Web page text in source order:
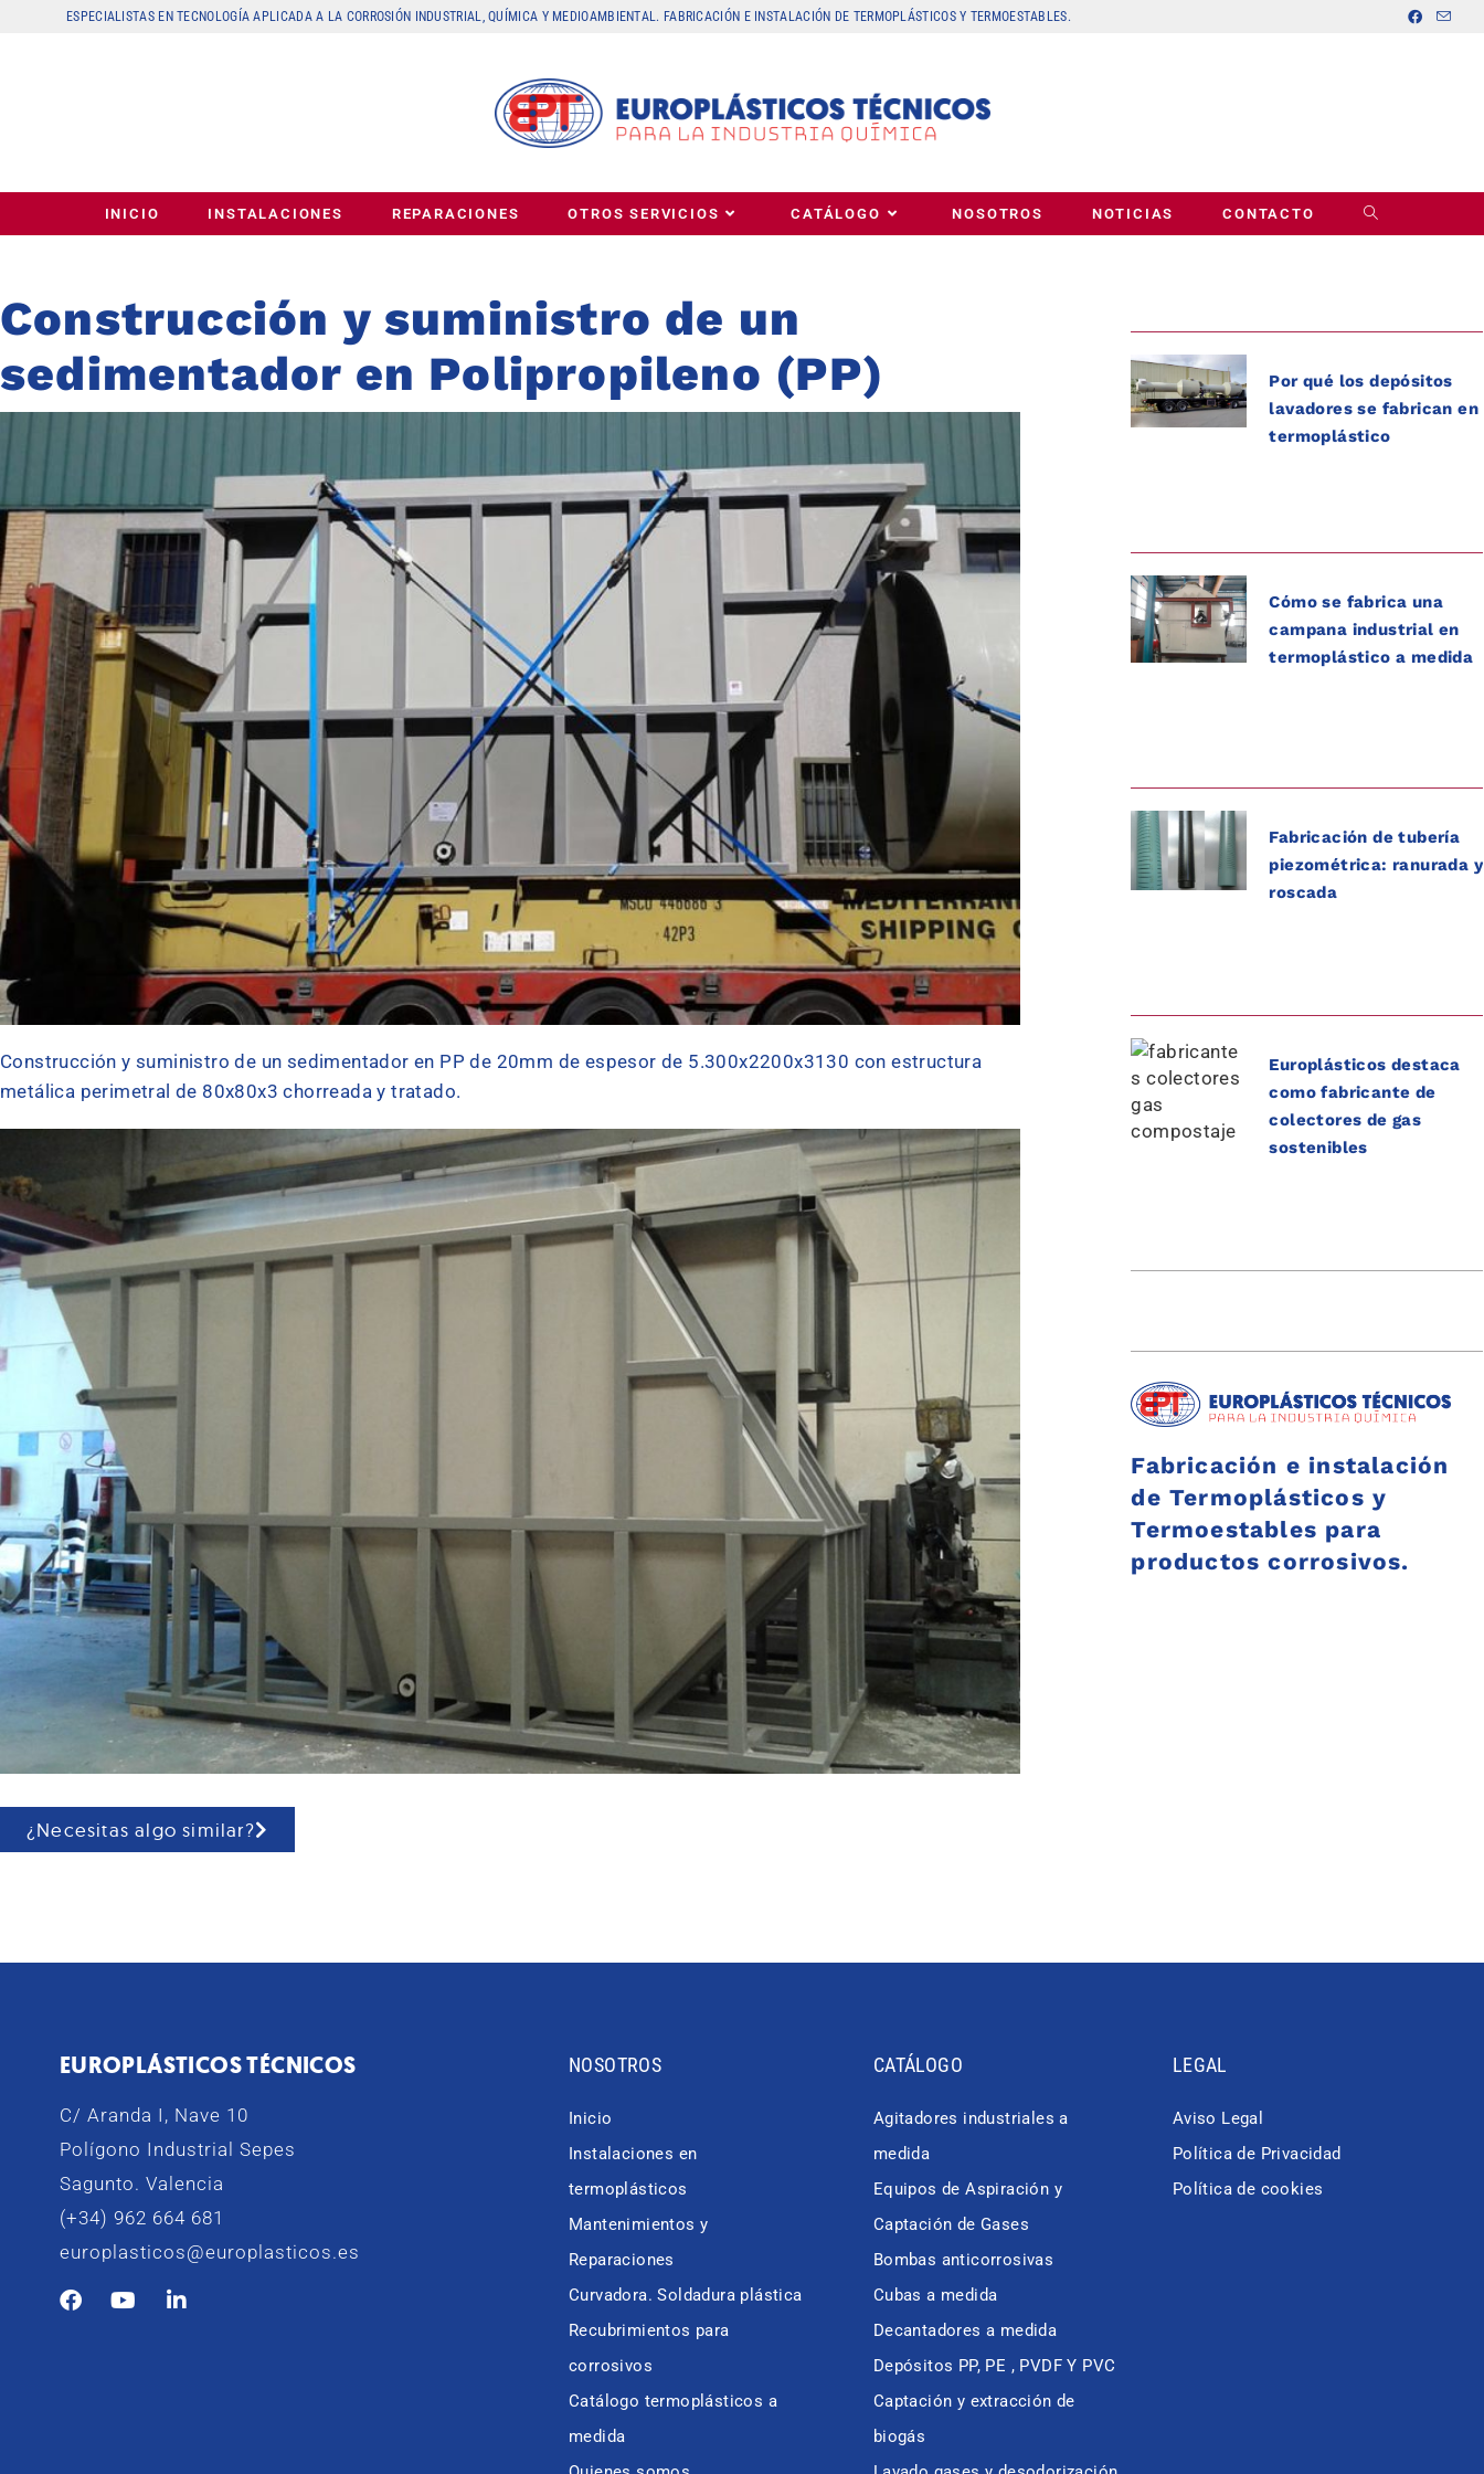
ESPECIALISTAS EN TECNOLOGÍA APLICADA A LA CORROSIÓN INDUSTRIAL, QUÍMICA Y MEDIOAMBIENTAL. FABRICACIÓN E INSTALACIÓN DE TERMOPLÁSTICOS Y TERMOESTABLES.
INICIO INSTALACIONES REPARACIONES OTROS SERVICIOS CATÁLOGO NOSOTROS NOTICIAS CONTACTO
Construcción y suministro de un
sedimentador en Polipropileno (PP)
Construcción y suministro de un sedimentador en PP de 20mm de espesor de 5.300x2200x3130 con estructura
metálica perimetral de 80x80x3 chorreada y tratado.
¿Necesitas algo similar?
Por qué los depósitos
lavadores se fabrican en
termoplástico
Cómo se fabrica una
campana industrial en
termoplástico a medida
Fabricación de tubería
piezométrica: ranurada y
roscada
Europlásticos destaca
como fabricante de
colectores de gas
sostenibles
Fabricación e instalación
de Termoplásticos y
Termoestables para
productos corrosivos.
EUROPLÁSTICOS TÉCNICOS
C/ Aranda I, Nave 10
Polígono Industrial Sepes
Sagunto. Valencia
(+34) 962 664 681
europlasticos@europlasticos.es
NOSOTROS
Inicio
Instalaciones en
termoplásticos
Mantenimientos y
Reparaciones
Curvadora. Soldadura plástica
Recubrimientos para
corrosivos
Catálogo termoplásticos a
medida
CATÁLOGO
Agitadores industriales a
medida
Equipos de Aspiración y
Captación de Gases
Bombas anticorrosivas
Cubas a medida
Decantadores a medida
Depósitos PP, PE , PVDF Y PVC
Captación y extracción de
biogás
LEGAL
Aviso Legal
Política de Privacidad
Política de cookies